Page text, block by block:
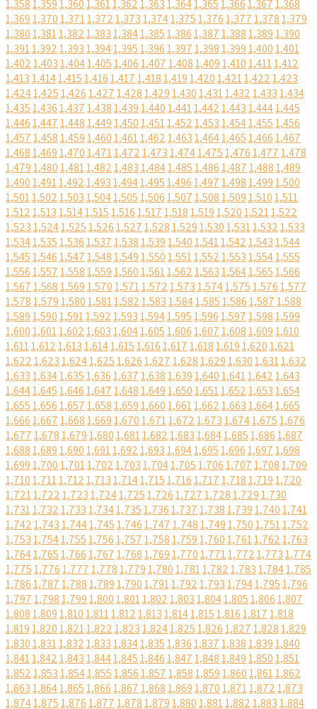
1,3581,3591,3601,3611,3621,3631,3641,3651,3661,3671,368
1,3691,3701,3711,3721,3731,3741,3751,3761,3771,3781,379
1,3801,3811,3821,3831,3841,3851,3861,3871,3881,3891,390
1,3911,3921,3931,3941,3951,3961,3971,3981,3991,4001,401
1,4021,4031,4041,4051,4061,4071,4081,4091,4101,4111,412
1,4131,4141,4151,4161,4171,4181,4191,4201,4211,4221,423
1,4241,4251,4261,4271,4281,4291,4301,4311,4321,4331,434
1,4351,4361,4371,4381,4391,4401,4411,4421,4431,4441,445
1,4461,4471,4481,4491,4501,4511,4521,4531,4541,4551,456
1,4571,4581,4591,4601,4611,4621,4631,4641,4651,4661,467
1,4681,4691,4701,4711,4721,4731,4741,4751,4761,4771,478
1,4791,4801,4811,4821,4831,4841,4851,4861,4871,4881,489
1,4901,4911,4921,4931,4941,4951,4961,4971,4981,4991,500
1,5011,5021,5031,5041,5051,5061,5071,5081,5091,5101,511
1,5121,5131,5141,5151,5161,5171,5181,5191,5201,5211,522
1,5231,5241,5251,5261,5271,5281,5291,5301,5311,5321,533
1,5341,5351,5361,5371,5381,5391,5401,5411,5421,5431,544
1,5451,5461,5471,5481,5491,5501,5511,5521,5531,5541,555
1,5561,5571,5581,5591,5601,5611,5621,5631,5641,5651,566
1,5671,5681,5691,5701,5711,5721,5731,5741,5751,5761,577
1,5781,5791,5801,5811,5821,5831,5841,5851,5861,5871,588
1,5891,5901,5911,5921,5931,5941,5951,5961,5971,5981,599
1,6001,6011,6021,6031,6041,6051,6061,6071,6081,6091,610
1,6111,6121,6131,6141,6151,6161,6171,6181,6191,6201,621
1,6221,6231,6241,6251,6261,6271,6281,6291,6301,6311,632
1,6331,6341,6351,6361,6371,6381,6391,6401,6411,6421,643
1,6441,6451,6461,6471,6481,6491,6501,6511,6521,6531,654
1,6551,6561,6571,6581,6591,6601,6611,6621,6631,6641,665
1,6661,6671,6681,6691,6701,6711,6721,6731,6741,6751,676
1,6771,6781,6791,6801,6811,6821,6831,6841,6851,6861,687
1,6881,6891,6901,6911,6921,6931,6941,6951,6961,6971,698
1,6991,7001,7011,7021,7031,7041,7051,7061,7071,7081,709
1,7101,7111,7121,7131,7141,7151,7161,7171,7181,7191,720
1,7211,7221,7231,7241,7251,7261,7271,7281,7291,730
1,7311,7321,7331,7341,7351,7361,7371,7381,7391,7401,741
1,7421,7431,7441,7451,7461,7471,7481,7491,7501,7511,752
1,7531,7541,7551,7561,7571,7581,7591,7601,7611,7621,763
1,7641,7651,7661,7671,7681,7691,7701,7711,7721,7731,774
1,7751,7761,7771,7781,7791,7801,7811,7821,7831,7841,785
1,7861,7871,7881,7891,7901,7911,7921,7931,7941,7951,796
1,7971,7981,7991,8001,8011,8021,8031,8041,8051,8061,807
1,8081,8091,8101,8111,8121,8131,8141,8151,8161,8171,818
1,8191,8201,8211,8221,8231,8241,8251,8261,8271,8281,829
1,8301,8311,8321,8331,8341,8351,8361,8371,8381,8391,840
1,8411,8421,8431,8441,8451,8461,8471,8481,8491,8501,851
1,8521,8531,8541,8551,8561,8571,8581,8591,8601,8611,862
1,8631,8641,8651,8661,8671,8681,8691,8701,8711,8721,873
1,8741,8751,8761,8771,8781,8791,8801,8811,8821,8831,884